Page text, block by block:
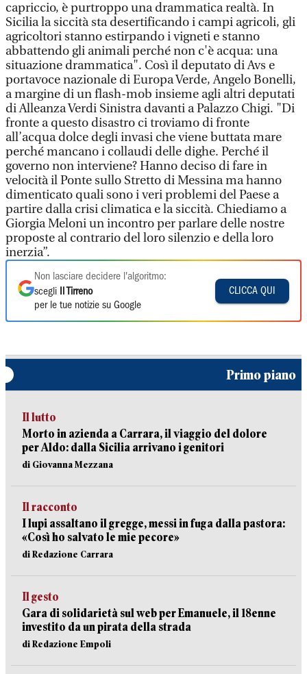
capriccio, è purtroppo una drammatica realtà. In
Sicilia la siccità sta desertificando i campi agricoli, gli
agricoltori stanno estirpando i vigneti e stanno
abbattendo gli animali perché non c'è acqua: una
situazione drammatica". Così il deputato di Avs e
portavoce nazionale di Europa Verde, Angelo Bonelli,
a margine di un flash-mob insieme agli altri deputati
di Alleanza Verdi Sinistra davanti a Palazzo Chigi. "Di
fronte a questo disastro ci troviamo di fronte
all’acqua dolce degli invasi che viene buttata mare
perché mancano i collaudi delle dighe. Perché il
governo non interviene? Hanno deciso di fare in
velocità il Ponte sullo Stretto di Messina ma hanno
dimenticato quali sono i veri problemi del Paese a
partire dalla crisi climatica e la siccità. Chiediamo a
Giorgia Meloni un incontro per parlare delle nostre
proposte al contrario del loro silenzio e della loro
inerzia”.
Non lasciare decidere l'algoritmo:
scegli
Il Tirreno
per le tue notizie su Google
CLICCA QUI
Primo piano
Il lutto
Morto in azienda a Carrara, il viaggio del dolore
per Aldo: dalla Sicilia arrivano i genitori
di Giovanna Mezzana
Il racconto
I lupi assaltano il gregge, messi in fuga dalla pastora:
«Così ho salvato le mie pecore»
di Redazione Carrara
Il gesto
Gara di solidarietà sul web per Emanuele, il 18enne
investito da un pirata della strada
di Redazione Empoli